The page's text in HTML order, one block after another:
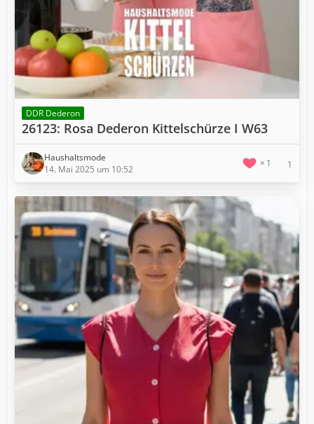
DDR Dederon
26123: Rosa Dederon Kittelschürze I W63
Haushaltsmode
14. Mai 2025 um 10:52
1 1